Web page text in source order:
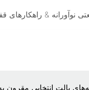
پالت انتخابی